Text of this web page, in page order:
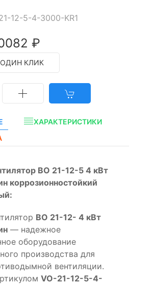
12-5-4-3000-KR1
₽
КЛИК
ХАРАКТЕРИСТИКИ
ВО 21-12-5 4 кВт
коррозионностойкий
ВО 21-12- 4 кВт
— надежное
оборудование
производства для
вентиляции.
VO-21-12-5-4-